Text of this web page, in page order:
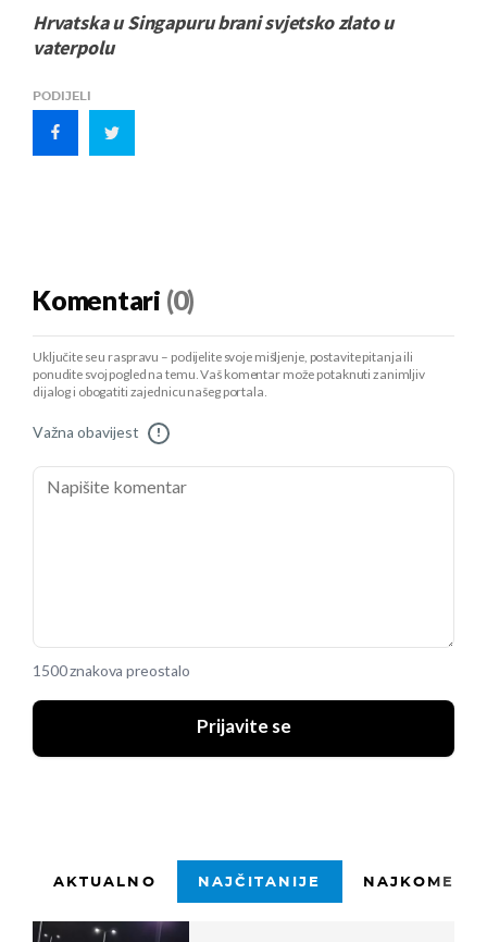
Hrvatska u Singapuru brani svjetsko zlato u
vaterpolu
PODIJELI
Komentari (0)
Uključite se u raspravu – podijelite svoje mišljenje, postavite pitanja ili
ponudite svoj pogled na temu. Vaš komentar može potaknuti zanimljiv
dijalog i obogatiti zajednicu našeg portala.
Važna obavijest !
1500 znakova preostalo
Prijavite se
AKTUALNO NAJČITANIJE